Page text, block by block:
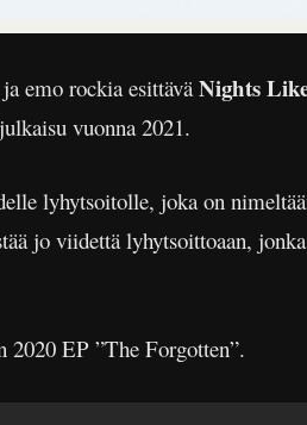
emo rockia esittäväNights
vuonna 2021.
lyhytsoitolle, joka on
jo viidettä lyhytsoittoaan,
2020 EP ”The Forgotten”.